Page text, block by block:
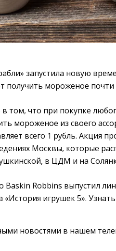
запустила новую
получить мороженое
том, что при покупке
мороженое из своего
всего 1 рубль. Акция
Москвы, которые
в ЦДМ и на
Baskin Robbins выпустил
«История игрушек 5».
новостями в нашем